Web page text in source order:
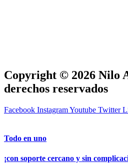
Copyright © 2026 Nilo
derechos reservados
Facebook InstagramYoutube Twitter
Todo en uno
¡con soporte cercano y sin